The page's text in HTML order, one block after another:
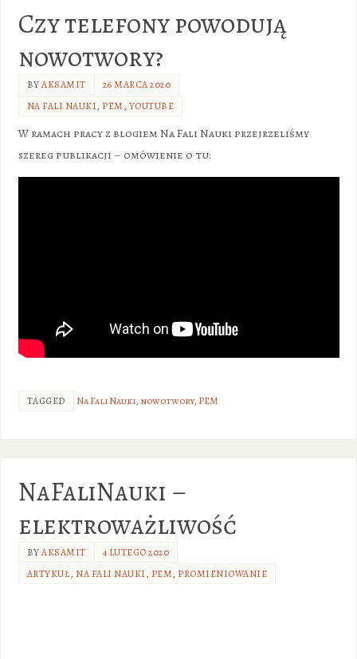
Czy telefony powodują
nowotwory?
BYAKSAMIT
26 MARCA 2020
NA FALI NAUKI, PEM, YOUTUBE
W ramach pracy z blogiem Na Fali Nauki przejrzeliśmy
szereg publikacji – omówienie o tu:
TAGGED Na Fali Nauki, nowotwory, PEM
NaFaliNauki –
elektroważliwość
BYAKSAMIT
4 LUTEGO 2020
ARTYKUŁ, NA FALI NAUKI, PEM, PROMIENIOWANIE